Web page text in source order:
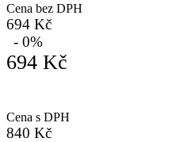
Cena bez DPH
694 Kč
- 0%
694 Kč
Cena s DPH
840 Kč